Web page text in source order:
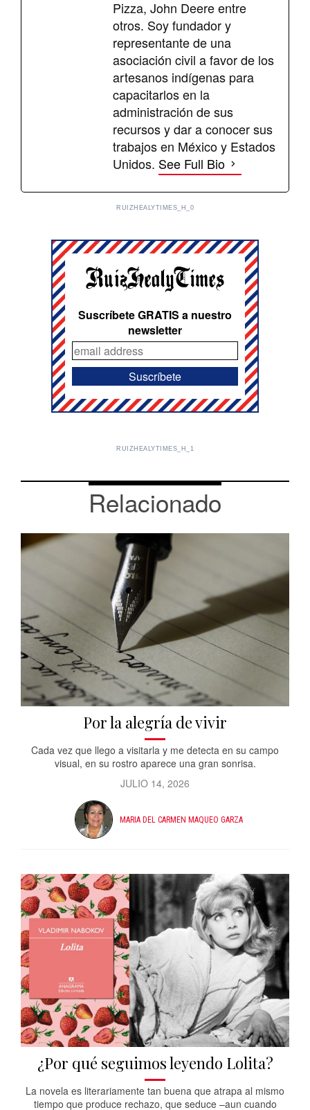
Pizza, John Deere entre
otros. Soy fundador y
representante de una
asociación civil a favor de los
artesanos indígenas para
capacitarlos en la
administración de sus
recursos y dar a conocer sus
trabajos en México y Estados
Unidos. See Full Bio
RUIZHEALYTIMES_H_0
Suscríbete GRATIS a nuestro
newsletter
RUIZHEALYTIMES_H_1
Relacionado
Por la alegría de vivir
Cada vez que llego a visitarla y me detecta en su campo
visual, en su rostro aparece una gran sonrisa.
JULIO 14, 2026
MARIA DEL CARMEN MAQUEO GARZA
¿Por qué seguimos leyendo Lolita?
La novela es literariamente tan buena que atrapa al mismo
tiempo que produce rechazo, que seduce –aun cuando